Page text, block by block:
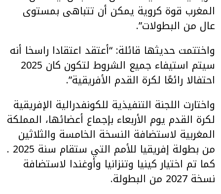
المغرب قوة كروية يمكن أن تتباهى بمستوى
عال من البطولات”.
واختتمت حديثها قائلة: “أعتقد اعتقادا راسخا أنه
سيتم استيفاء جميع الشروط لتكون كان 2025
احتفالا رائعًا لكرة القدم الأفريقية”.
واختارت اللجنة التنفيذية للكونفدرالية الإفريقية
لكرة القدم يوم الأربعاء بإجماع أعضائها، المملكة
المغربية لاستضافة النسخة الخامسة والثلاثين
من بطولة إفريقيا للأمم التي ستقام سنة 2025 .
كما تم اختيار كينيا وتنزانيا وأوغندا لاستضافة
نسخة 2027 من البطولة.